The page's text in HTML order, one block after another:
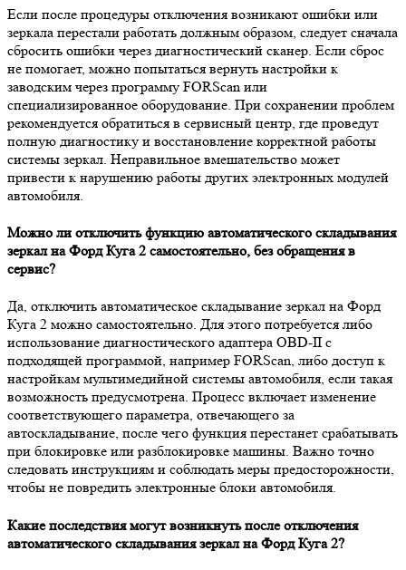
Если после процедуры отключения возникают ошибки или
зеркала перестали работать должным образом, следует сначала
сбросить ошибки через диагностический сканер. Если сброс
не помогает, можно попытаться вернуть настройки к
заводским через программу FORScan или
специализированное оборудование. При сохранении проблем
рекомендуется обратиться в сервисный центр, где проведут
полную диагностику и восстановление корректной работы
системы зеркал. Неправильное вмешательство может
привести к нарушению работы других электронных модулей
автомобиля.
Можно ли отключить функцию автоматического складывания
зеркал на Форд Куга 2 самостоятельно, без обращения в
сервис?
Да, отключить автоматическое складывание зеркал на Форд
Куга 2 можно самостоятельно. Для этого потребуется либо
использование диагностического адаптера OBD-II с
подходящей программой, например FORScan, либо доступ к
настройкам мультимедийной системы автомобиля, если такая
возможность предусмотрена. Процесс включает изменение
соответствующего параметра, отвечающего за
автоскладывание, после чего функция перестанет срабатывать
при блокировке или разблокировке машины. Важно точно
следовать инструкциям и соблюдать меры предосторожности,
чтобы не повредить электронные блоки автомобиля.
Какие последствия могут возникнуть после отключения
автоматического складывания зеркал на Форд Куга 2?